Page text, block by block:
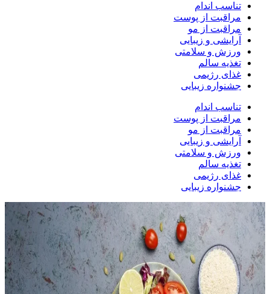
تناسب اندام
مراقبت از پوست
مراقبت از مو
آرایشی و زیبایی
ورزش و سلامتی
تغذیه سالم
غذای رژیمی
جشنواره زیبایی
تناسب اندام
مراقبت از پوست
مراقبت از مو
آرایشی و زیبایی
ورزش و سلامتی
تغذیه سالم
غذای رژیمی
جشنواره زیبایی